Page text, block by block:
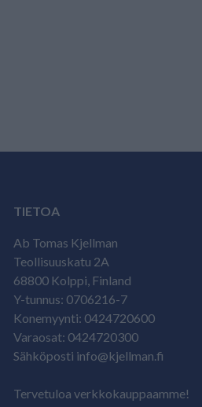
TIETOA
Ab Tomas Kjellman
Teollisuuskatu 2A
68800 Kolppi, Finland
Y-tunnus: 0706216-7
Konemyynti: 0424720600
Varaosat: 0424720300
Sähköposti info@kjellman.fi
Tervetuloa verkkokauppaamme!